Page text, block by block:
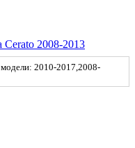
2008-2013
2010-2017,2008-